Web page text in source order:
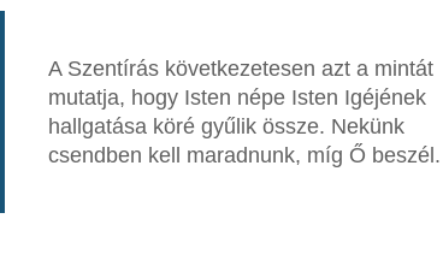
A Szentírás következetesen azt a mintát
mutatja, hogy Isten népe Isten Igéjének
hallgatása köré gyűlik össze. Nekünk
csendben kell maradnunk, míg Ő beszél.